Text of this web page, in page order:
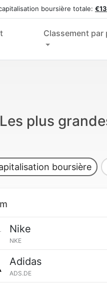
boursière totale:
Classement par
Les plus
boursière
Nike
NKE
Adidas
ADS.DE